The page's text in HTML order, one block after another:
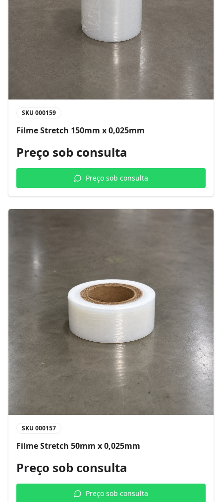
SKU 000159
Filme Stretch 150mm x 0,025mm
Preço sob consulta
Preço sob consulta
SKU 000157
Filme Stretch 50mm x 0,025mm
Preço sob consulta
Preço sob consulta